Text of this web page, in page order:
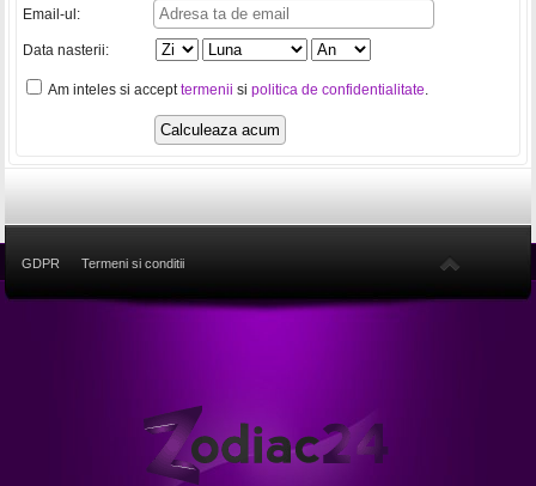
Email-ul:
Data nasterii:
Am inteles si accepttermenii si politica de confidentialitate.
GDPR Termeni si conditii